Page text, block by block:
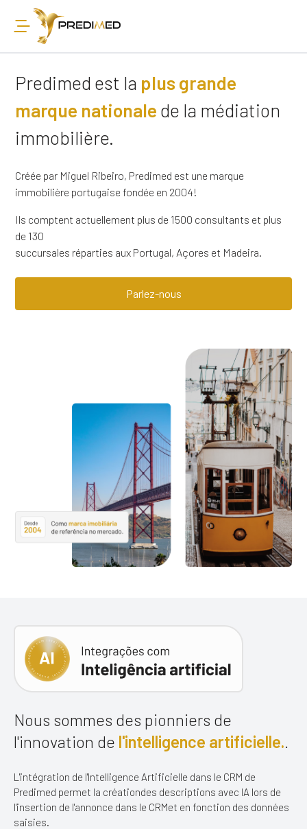
Predimed est la plus grande
marque nationale de la médiation
immobilière.
Créée par Miguel Ribeiro, Predimed est une marque
immobilière portugaise fondée en 2004!
Ils comptent actuellement plus de 1500 consultants et plus
de 130
succursales réparties aux Portugal, Açores et Madeira.
Parlez-nous
Nous sommes des pionniers de
l'innovation de l'intelligence artificielle.
L'intégration de l'Intelligence Artificielle dans le CRM de
Predimed permet la créationdes descriptions avec IA lors de
l'insertion de l'annonce dans le CRMet en fonction des données
saisies.